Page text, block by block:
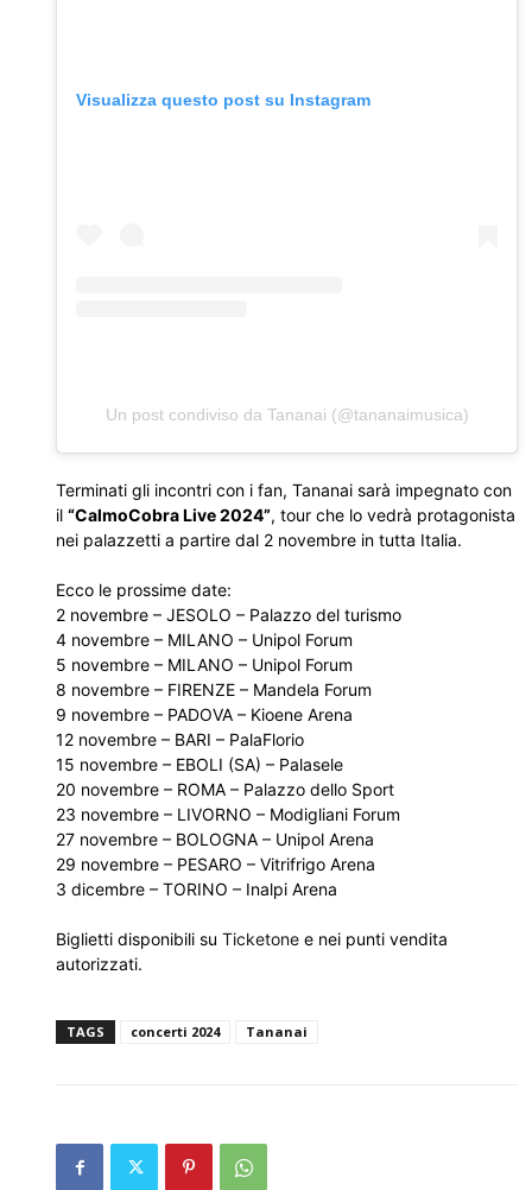
Visualizza questo post su Instagram
Un post condiviso da Tananai (@tananaimusica)
Terminati gli incontri con i fan, Tananai sarà impegnato con
il “CalmoCobra Live 2024”, tour che lo vedrà protagonista
nei palazzetti a partire dal 2 novembre in tutta Italia.
Ecco le prossime date:
2 novembre – JESOLO – Palazzo del turismo
4 novembre – MILANO – Unipol Forum
5 novembre – MILANO – Unipol Forum
8 novembre – FIRENZE – Mandela Forum
9 novembre – PADOVA – Kioene Arena
12 novembre – BARI – PalaFlorio
15 novembre – EBOLI (SA) – Palasele
20 novembre – ROMA – Palazzo dello Sport
23 novembre – LIVORNO – Modigliani Forum
27 novembre – BOLOGNA – Unipol Arena
29 novembre – PESARO – Vitrifrigo Arena
3 dicembre – TORINO – Inalpi Arena
Biglietti disponibili su Ticketone e nei punti vendita
autorizzati.
TAGS concerti 2024 Tananai